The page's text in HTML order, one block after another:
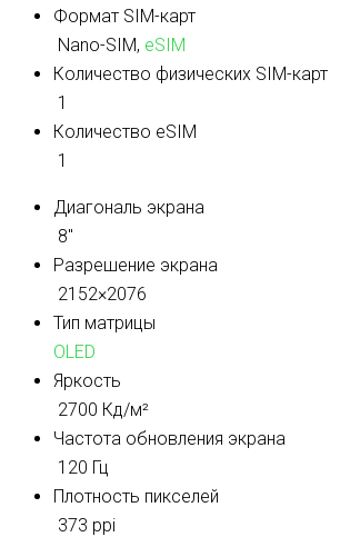
Формат SIM-карт
Nano-SIM, eSIM
Количество физических SIM-карт
1
Количество eSIM
1
Диагональ экрана
8″
Разрешение экрана
2152×2076
Тип матрицы
OLED
Яркость
2700 Кд/м²
Частота обновления экрана
120 Гц
Плотность пикселей
373 ppi